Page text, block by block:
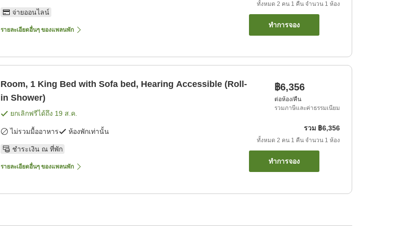
จ่ายออนไลน์
รายละเอียดอื่นๆ ของแพลนพัก
ทั้งหมด 2 คน 1 คืน จำนวน 1 ห้อง
ทำการจอง
Room, 1 King Bed with Sofa bed, Hearing Accessible (Roll-
in Shower)
ยกเลิกฟรีได้ถึง 19 ส.ค.
ไม่รวมมื้ออาหาร ห้องพักเท่านั้น
ชำระเงิน ณ ที่พัก
รายละเอียดอื่นๆ ของแพลนพัก
฿6,356
ต่อห้อง/คืน
รวมภาษีและค่าธรรมเนียม
รวม ฿6,356
ทั้งหมด 2 คน 1 คืน จำนวน 1 ห้อง
ทำการจอง